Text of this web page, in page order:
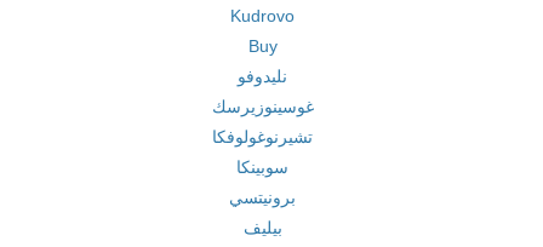
Kudrovo
Buy
نليدوفو
غوسينوزيرسك
تشيرنوغولوفكا
سوبينكا
برونيتسي
بيليف